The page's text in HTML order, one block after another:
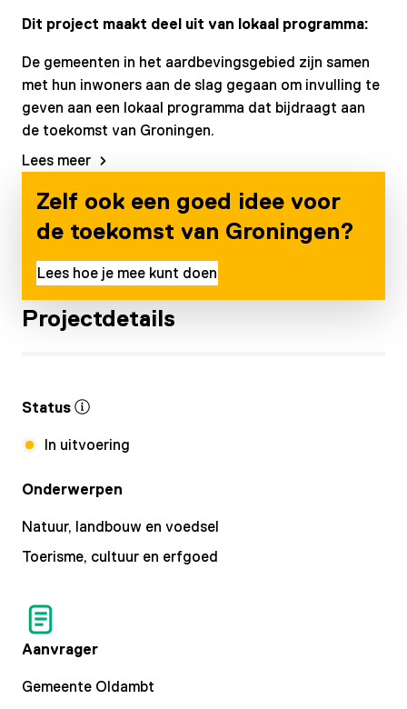
Dit project maakt deel uit van lokaal programma:
De gemeenten in het aardbevingsgebied zijn samen
met hun inwoners aan de slag gegaan om invulling te
geven aan een lokaal programma dat bijdraagt aan
de toekomst van Groningen.
Lees meer
Zelf ook een goed idee voor
de toekomst van Groningen?
Lees hoe je mee kunt doen
Projectdetails
Status
In uitvoering
Onderwerpen
Natuur, landbouw en voedsel
Toerisme, cultuur en erfgoed
Aanvrager
Gemeente Oldambt